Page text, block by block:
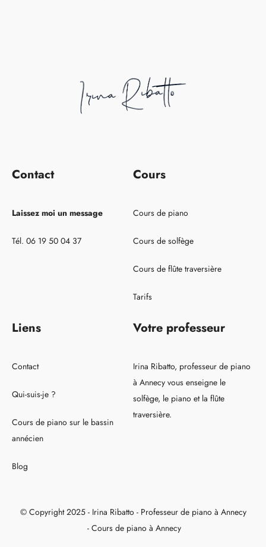
Contact
Laissez moi un message
Tél. 06 19 50 04 37
Cours
Cours de piano
Cours de solfège
Cours de flûte traversière
Tarifs
Liens
Contact
Qui-suis-je ?
Cours de piano sur le bassin
annécien
Blog
Votre professeur
Irina Ribatto, professeur de piano
à Annecy vous enseigne le
solfège, le piano et la flûte
traversière.
© Copyright 2025 - Irina Ribatto - Professeur de piano à Annecy
- Cours de piano à Annecy